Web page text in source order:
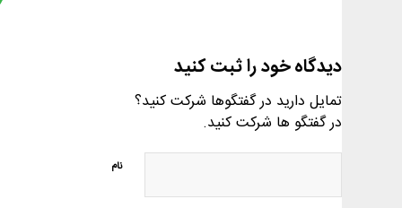
دیدگاه خود را ثبت کنید
تمایل دارید در گفتگوها شرکت کنید؟
در گفتگو ها شرکت کنید.
نام